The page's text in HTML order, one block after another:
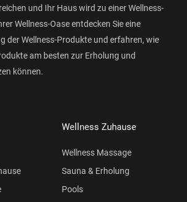
und Ihr Haus wird zu einer Wellness-
Wellness-Oase entdecken Sie eine
der Wellness-Produkte und erfahren, wie
am besten zur Erholung und
können.
Wellness Zuhause
Wellness Massage
Sauna & Erholung
Pools